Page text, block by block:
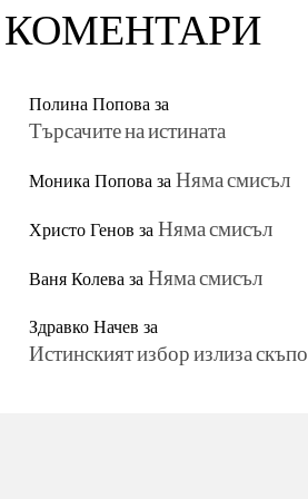
КОМЕНТАРИ
Полина Поповаза
Търсачите на истината
Моника ПоповазаНяма смисъл
Христо ГеновзаНяма смисъл
Ваня КолевазаНяма смисъл
Здравко Начевза
Истинският избор излиза скъпо